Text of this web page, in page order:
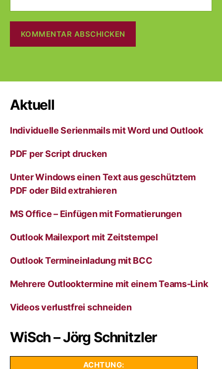
t
r
n
t
v
Aktuell
Individuelle Serienmails mit Word und Outlook
PDF per Script drucken
Unter Windows einen Text aus geschütztem
PDF oder Bild extrahieren
MS Office – Einfügen mit Formatierungen
Outlook Mailexport mit Zeitstempel
Outlook Termineinladung mit BCC
Mehrere Outlooktermine mit einem Teams-Link
Videos verlustfrei schneiden
WiSch – Jörg Schnitzler
ACHTUNG: